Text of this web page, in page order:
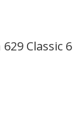
Classic 6